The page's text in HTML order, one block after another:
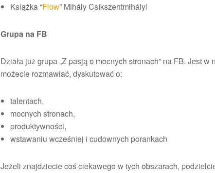
Książka “Flow” Mihály Csíkszentmihályi
Grupa na FB
Działa już grupa „Z pasją o mocnych stronach” na FB. Jest
możecie rozmawiać, dyskutować o:
talentach,
mocnych stronach,
produktywności,
wstawaniu wcześniej i cudownych porankach
Jeżeli znajdziecie coś ciekawego w tych obszarach,